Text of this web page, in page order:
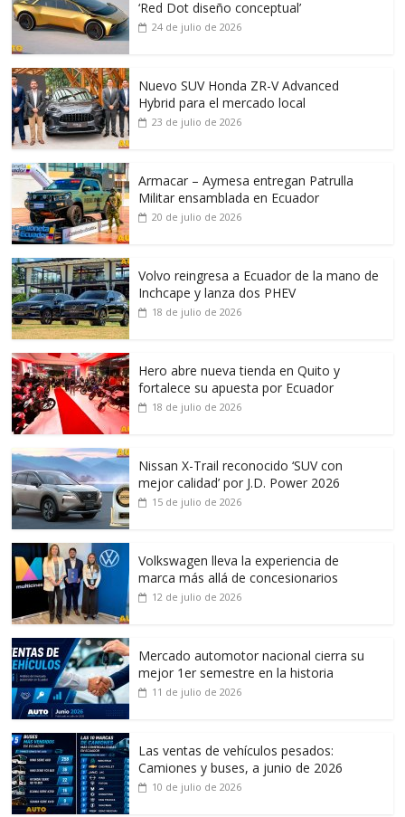
‘Red Dot diseño conceptual’
24 de julio de 2026
Nuevo SUV Honda ZR-V Advanced
Hybrid para el mercado local
23 de julio de 2026
Armacar – Aymesa entregan Patrulla
Militar ensamblada en Ecuador
20 de julio de 2026
Volvo reingresa a Ecuador de la mano de
Inchcape y lanza dos PHEV
18 de julio de 2026
Hero abre nueva tienda en Quito y
fortalece su apuesta por Ecuador
18 de julio de 2026
Nissan X-Trail reconocido ‘SUV con
mejor calidad’ por J.D. Power 2026
15 de julio de 2026
Volkswagen lleva la experiencia de
marca más allá de concesionarios
12 de julio de 2026
Mercado automotor nacional cierra su
mejor 1er semestre en la historia
11 de julio de 2026
Las ventas de vehículos pesados:
Camiones y buses, a junio de 2026
10 de julio de 2026